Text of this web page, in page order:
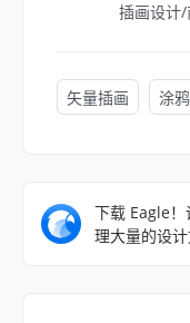
插画设计
矢量插画 涂鸦
下载 Eagle
理大量的设计